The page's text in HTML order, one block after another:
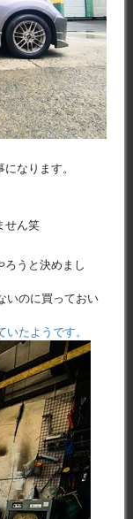
なります。
せん笑
ろうと決めまし
いのに買っておい
たようです。